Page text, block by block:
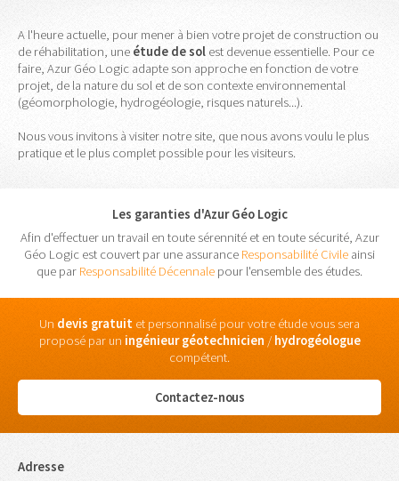
A l'heure actuelle, pour mener à bien votre projet de construction ou
de réhabilitation, une étude desol est devenue essentielle. Pour ce
faire, Azur Géo Logic adapte son approche en fonction de votre
projet, de la nature du sol et de son contexte environnemental
(géomorphologie, hydrogéologie, risques naturels...).
Nous vous invitons à visiter notre site, que nous avons voulu le plus
pratique et le plus complet possible pour les visiteurs.
Les garanties d'Azur Géo Logic
Afin d'effectuer un travail en toute sérennité et en toute sécurité, Azur
Géo Logic est couvert par une assurance Responsabilité Civile ainsi
que par Responsabilité Décennale pour l'ensemble des études.
Un devis gratuit et personnalisé pour votre étude vous sera
proposé par un ingénieur géotechnicien / hydrogéologue
compétent.
Contactez-nous
Adresse